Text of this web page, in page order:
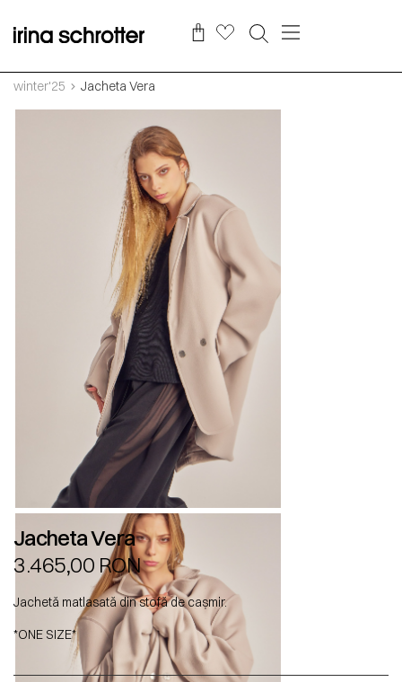
winter'25 Jacheta Vera
Jacheta Vera
3.465,00 RON
Jachetă matlasată din stofă de cașmir.
*ONE SIZE*